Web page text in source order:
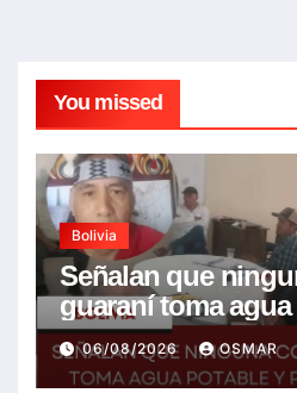
You missed
Bolivia
Señalan que
guaraní toma
piden realizar un
resolver la
06/08/2026 OSMAR